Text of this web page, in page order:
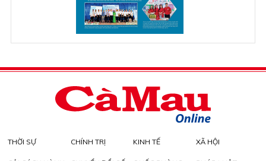
THỜI SỰ CHÍNH TRỊ KINH TẾ XÃ HỘI